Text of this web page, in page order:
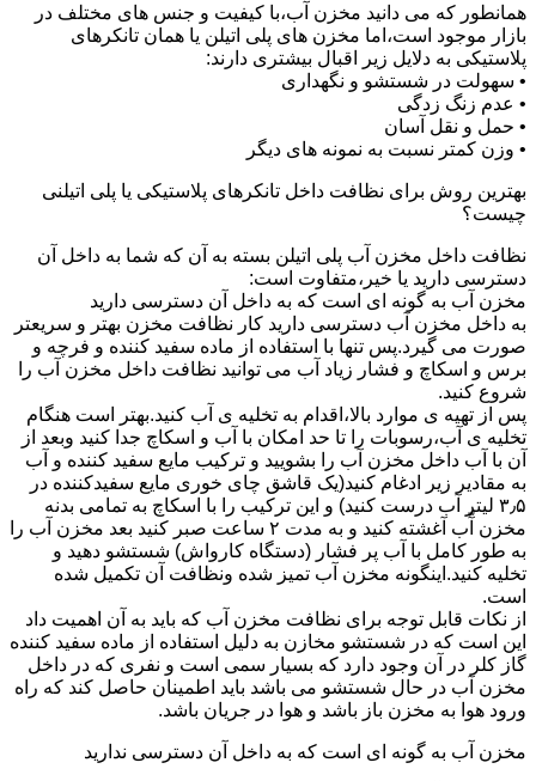
همانطور که می دانید مخزن آب،با کیفیت و جنس های مختلف در
بازار موجود است،اما مخزن های پلی اتیلن یا همان تانکرهای
پلاستیکی به دلایل زیر اقبال بیشتری دارند:
• سهولت در شستشو و نگهداری
• عدم زنگ زدگی
• حمل و نقل آسان
• وزن کمتر نسبت به نمونه های دیگر
بهترین روش برای نظافت داخل تانکرهای پلاستیکی یا پلی اتیلنی
چیست؟
نظافت داخل مخزن آب پلی اتیلن بسته به آن که شما به داخل آن
دسترسی دارید یا خیر،متفاوت است:
مخزن آب به گونه ای است که به داخل آن دسترسی دارید
به داخل مخزن آب دسترسی دارید کار نظافت مخزن بهتر و سریعتر
صورت می گیرد.پس تنها با استفاده از ماده سفید کننده و فرچه و
برس و اسکاچ و فشار زیاد آب می توانید نظافت داخل مخزن آب را
شروع کنید.
پس از تهیه ی موارد بالا،اقدام به تخلیه ی آب کنید.بهتر است هنگام
تخلیه ی آب،رسوبات را تا حد امکان با آب و اسکاچ جدا کنید وبعد از
آن با آب داخل مخزن آب را بشویید و ترکیب مایع سفید کننده و آب
به مقادیر زیر ادغام کنید(یک قاشق چای خوری مایع سفیدکننده در
۳٫۵ لیتر آب درست کنید) و این ترکیب را با اسکاچ به تمامی بدنه
مخزن آّب آغشته کنید و به مدت ۲ ساعت صبر کنید بعد مخزن آب را
به طور کامل با آب پر فشار (دستگاه کارواش) شستشو دهید و
تخلیه کنید.اینگونه مخزن آب تمیز شده ونظافت آن تکمیل شده
است.
از نکات قابل توجه برای نظافت مخزن آب که باید به آن اهمیت داد
این است که در شستشو مخازن به دلیل استفاده از ماده سفید کننده
گاز کلر در آن وجود دارد که بسیار سمی است و نفری که در داخل
مخزن آب در حال شستشو می باشد باید اطمینان حاصل کند که راه
ورود هوا به مخزن باز باشد و هوا در جریان باشد.
مخزن آب به گونه ای است که به داخل آن دسترسی ندارید